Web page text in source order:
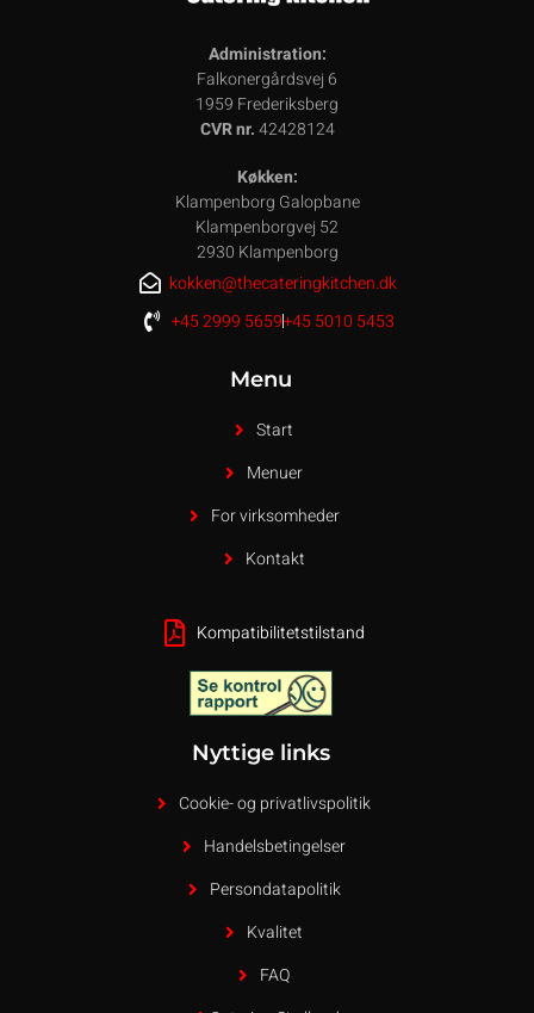
Administration:
Falkonergårdsvej 6
1959 Frederiksberg
CVR nr.42428124
Køkken:
Klampenborg Galopbane
Klampenborgvej 52
2930 Klampenborg
kokken@thecateringkitchen.dk
+45 2999 5659+45 5010 5453
Menu
Start
Menuer
For virksomheder
Kontakt
Kompatibilitetstilstand
Nyttige links
Cookie- og privatlivspolitik
Handelsbetingelser
Persondatapolitik
Kvalitet
FAQ